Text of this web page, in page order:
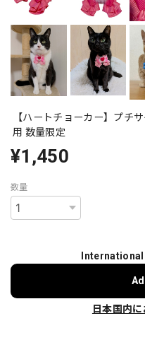
【ハートチョーカー】プチ
用 数量限定
¥1,450
数量
日本国内